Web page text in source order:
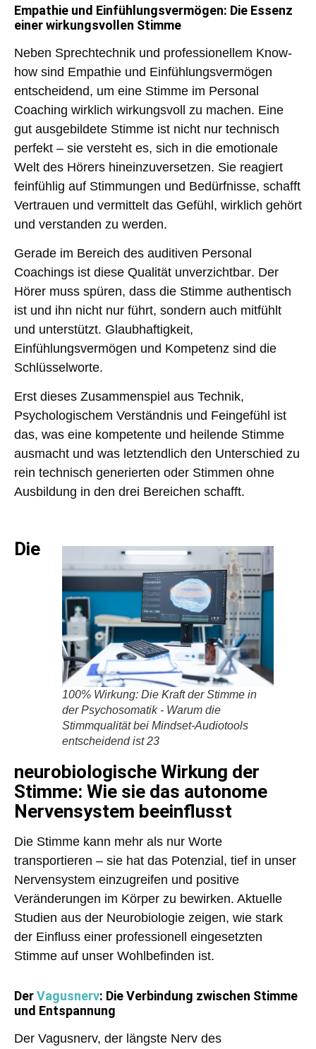
Empathie und Einfühlungsvermögen: Die Essenz
einer wirkungsvollen Stimme
Neben Sprechtechnik und professionellem Know-
how sind Empathie und Einfühlungsvermögen
entscheidend, um eine Stimme im Personal
Coaching wirklich wirkungsvoll zu machen. Eine
gut ausgebildete Stimme ist nicht nur technisch
perfekt – sie versteht es, sich in die emotionale
Welt des Hörers hineinzuversetzen. Sie reagiert
feinfühlig auf Stimmungen und Bedürfnisse, schafft
Vertrauen und vermittelt das Gefühl, wirklich gehört
und verstanden zu werden.
Gerade im Bereich des auditiven Personal
Coachings ist diese Qualität unverzichtbar. Der
Hörer muss spüren, dass die Stimme authentisch
ist und ihn nicht nur führt, sondern auch mitfühlt
und unterstützt. Glaubhaftigkeit,
Einfühlungsvermögen und Kompetenz sind die
Schlüsselworte.
Erst dieses Zusammenspiel aus Technik,
Psychologischem Verständnis und Feingefühl ist
das, was eine kompetente und heilende Stimme
ausmacht und was letztendlich den Unterschied zu
rein technisch generierten oder Stimmen ohne
Ausbildung in den drei Bereichen schafft.
100% Wirkung: Die Kraft der Stimme in
der Psychosomatik - Warum die
Stimmqualität bei Mindset-Audiotools
entscheidend ist 23
Die
neurobiologische Wirkung der
Stimme: Wie sie das autonome
Nervensystem beeinflusst
Die Stimme kann mehr als nur Worte
transportieren – sie hat das Potenzial, tief in unser
Nervensystem einzugreifen und positive
Veränderungen im Körper zu bewirken. Aktuelle
Studien aus der Neurobiologie zeigen, wie stark
der Einfluss einer professionell eingesetzten
Stimme auf unser Wohlbefinden ist.
DerVagusnerv: Die Verbindung zwischen Stimme
und Entspannung
Der Vagusnerv, der längste Nerv des